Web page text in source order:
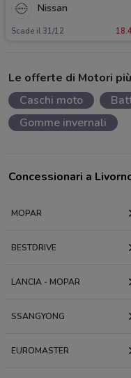
Nissan
Scade il 31/12
Le offerte di Motori
Caschi moto
Gomme invernali
Concessionari a
MOPAR
BESTDRIVE
LANCIA - MOPAR
SSANGYONG
EUROMASTER